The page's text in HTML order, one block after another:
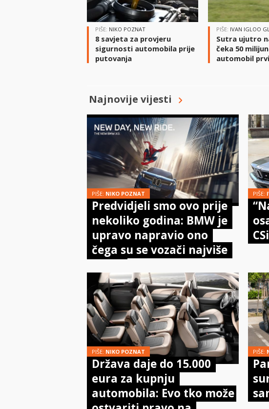
PIŠE: NIKO POZNAT
8 savjeta za provjeru
sigurnosti automobila prije
putovanja
PIŠE: IVAN IGLOO
Sutra ujutro
čeka 50
automobil
Najnovije vijesti
PIŠE: NIKO POZNAT
Predvidjeli smo ovo prije
nekoliko godina: BMW je
upravo napravio ono
čega su se vozači najviše
PIŠE:
PIŠE: NIKO POZNAT
Država daje do 15.000
eura za kupnju
automobila: Evo tko može
PIŠE: